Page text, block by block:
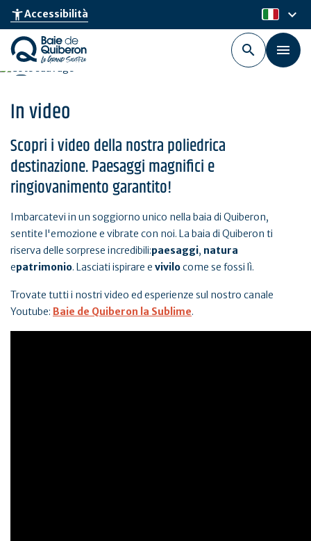
Skip
main
content
accessibility_newAccessibilità it
keyboard_arrow_down
In video
Scopri i video della nostra poliedrica
destinazione. Paesaggi magnifici e
ringiovanimento garantito!
Imbarcatevi in un soggiorno unico nella baia di Quiberon,
sentite l'emozione e vibrate con noi. La baia di Quiberon ti
riserva delle sorprese incredibili:paesaggi, natura
epatrimonio. Lasciati ispirare e vivilocome se fossi lì.
Trovate tutti i nostri video ed esperienze sul nostro canale
Youtube: Baie de Quiberon la Sublime.